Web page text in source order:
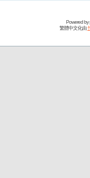
Powered by
繁體中文化由